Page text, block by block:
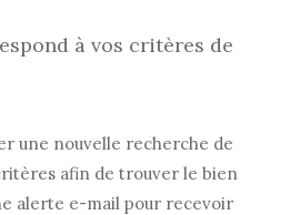
à vos critères de
une nouvelle recherche de
afin de trouver le bien
alerte e-mail pour recevoir
4 5+